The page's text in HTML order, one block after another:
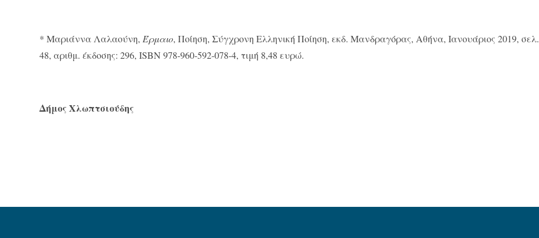
* Μαριάννα Λαλαούνη, Έρμαιο, Ποίηση, Σύγχρονη Ελληνική Ποίηση, εκδ. Μανδραγόρας, Αθήνα, Ιανουάριος 2019, σελ.
48, αριθμ. έκδοσης: 296, ISBN 978-960-592-078-4, τιμή 8,48 ευρώ.
Δήμος Χλωπτσιούδης